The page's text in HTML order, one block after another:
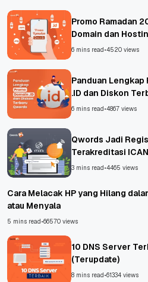
Promo Ramadan
Domain dan
6 mins read•4520 views
Panduan Lengkap
.ID dan Diskon
6 mins read•4867 views
Qwords Jadi
Terakreditasi
Untungnya?
3 mins read•4465 views
Cara Melacak HP yang Hilang
atau Menyala
5 mins read•66570 views
10 DNS Server
(Terupdate)
8 mins read•61334 views